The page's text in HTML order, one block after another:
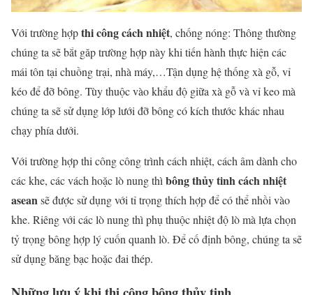
Với trường hợpthi công cách nhiệt, chống nóng: Thông thường
chúng ta sẽ bắt găp trường hợp này khi tiến hành thực hiện các
mái tôn tại chuồng trại, nhà máy,…Tận dụng hệ thống xà gỗ, vỉ
kéo để đỡ bông. Tùy thuộc vào khẩu độ giữa xà gỗ và vỉ keo mà
chúng ta sẽ sử dụng lớp lưới đỡ bông có kích thước khác nhau
chạy phía dưới.
Với trường hợp thi công công trình cách nhiệt, cách âm dành cho
các khe, các vách hoặc lò nung thì bông thủy tinh cách nhiệt
asean sẽ được sử dụng với tỉ trọng thích hợp để có thể nhồi vào
khe. Riêng với các lò nung thì phụ thuộc nhiệt độ lò mà lựa chọn
tỷ trọng bông hợp lý cuốn quanh lò. Để cố định bông, chúng ta sẽ
sử dụng băng bạc hoặc đai thép.